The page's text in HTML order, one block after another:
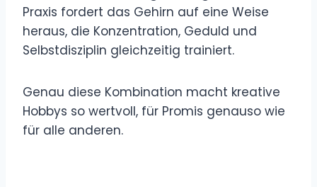
Praxis fordert das Gehirn auf eine Weise
heraus, die Konzentration, Geduld und
Selbstdisziplin gleichzeitig trainiert.
Genau diese Kombination macht kreative
Hobbys so wertvoll, für Promis genauso wie
für alle anderen.